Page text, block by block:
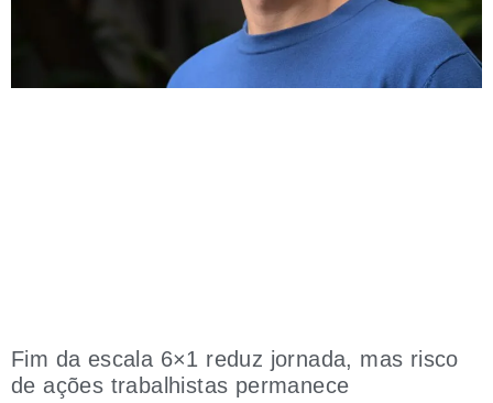
Fim da escala 6×1 reduz jornada, mas risco
de ações trabalhistas permanece